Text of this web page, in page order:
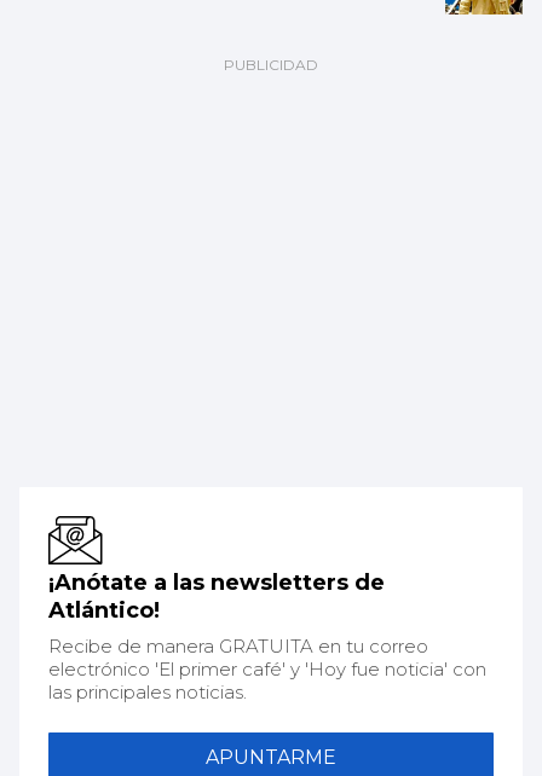
¡Anótate a las newsletters de
Atlántico!
Recibe de manera GRATUITA en tu correo
electrónico 'El primer café' y 'Hoy fue noticia' con
las principales noticias.
APUNTARME